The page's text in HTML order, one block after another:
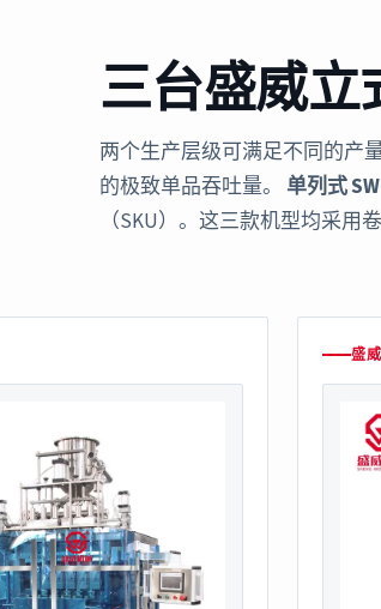
三台盛威立
两个生产层级可满足不同的产
的极致单品吞吐量。 单列式
（SKU）。这三款机型均采用
盛